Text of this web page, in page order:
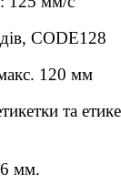
CODE128
120 мм
та
мм.